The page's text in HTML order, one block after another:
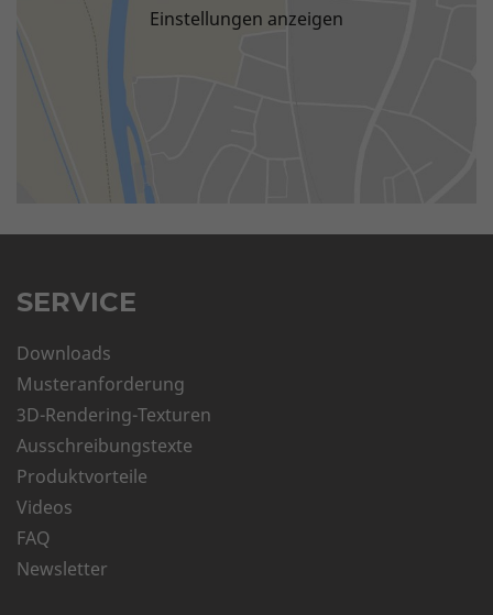
Einstellungen anzeigen
SERVICE
Downloads
Musteranforderung
3D-Rendering-Texturen
Ausschreibungstexte
Produktvorteile
Videos
FAQ
Newsletter